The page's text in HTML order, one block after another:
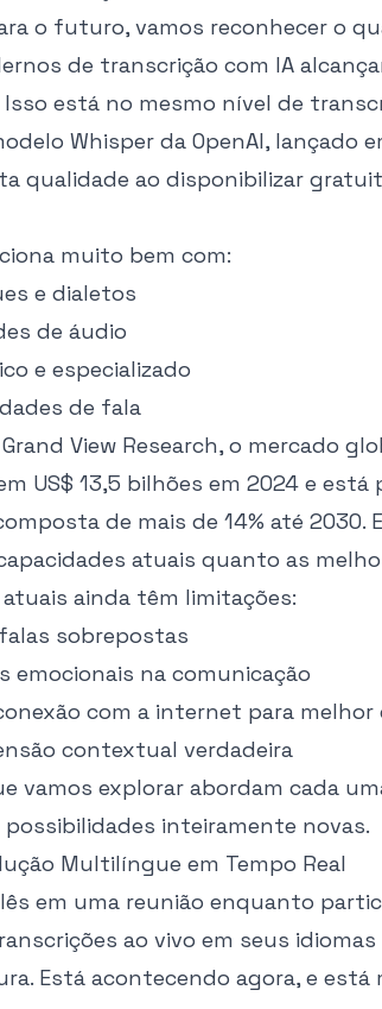
o futuro, vamos reconhecer o
de transcrição com IA
Isso está no mesmo nível de
Whisper da OpenAI, lançado
qualidade ao disponibilizar
muito bem com:
e dialetos
de áudio
e especializado
de fala
Grand View Research, o mercado
US$ 13,5 bilhões em 2024 e
de mais de 14% até 2030.
atuais quanto as
ainda têm limitações:
sobrepostas
emocionais na comunicação
com a internet para melhor
contextual verdadeira
vamos explorar abordam cada
inteiramente novas.
Multilíngue em Tempo Real
em uma reunião enquanto
ao vivo em seus
Está acontecendo agora, e está